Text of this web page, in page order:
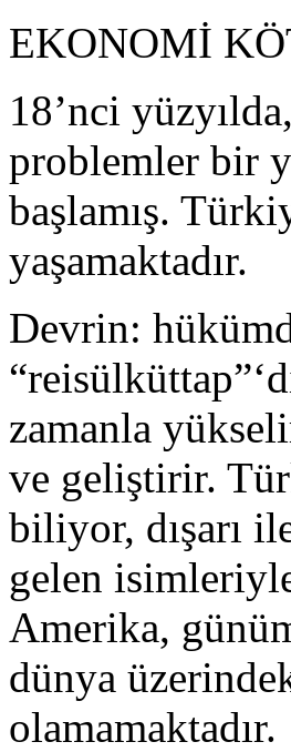
EKONOMİ
18’nci
problemler bir
başlamış.
yaşamaktadır.
Devrin:
zamanla
ve geliştirir.
biliyor, dışarı
gelen
Amerika,
dünya
olamamaktadır.